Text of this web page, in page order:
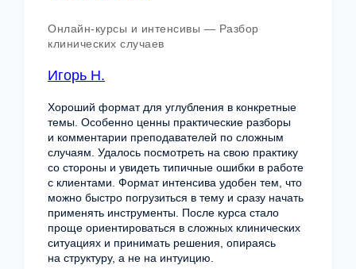
Онлайн-курсы и интенсивы — Разбор
клинических случаев
Игорь Н.
Хороший формат для углубления в конкретные
темы. Особенно ценны практические разборы
и комментарии преподавателей по сложным
случаям. Удалось посмотреть на свою практику
со стороны и увидеть типичные ошибки в работе
с клиентами. Формат интенсива удобен тем, что
можно быстро погрузиться в тему и сразу начать
применять инструменты. После курса стало
проще ориентироваться в сложных клинических
ситуациях и принимать решения, опираясь
на структуру, а не на интуицию.
Если вы не уверены, с чего начать —
напишите нам. Поможем определить точку
входа и подскажем подходящий формат.